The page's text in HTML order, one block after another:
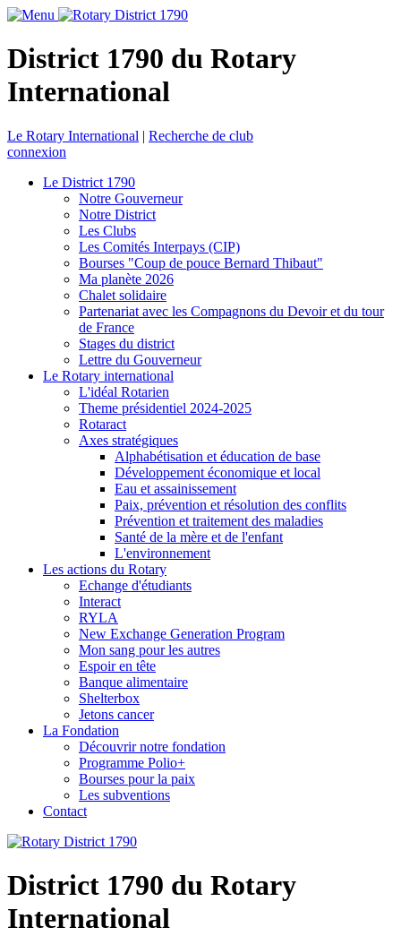
District 1790 du Rotary
International
Le Rotary International | Recherche de club
connexion
Le District 1790
Notre Gouverneur
Notre District
Les Clubs
Les Comités Interpays (CIP)
Bourses "Coup de pouce Bernard Thibaut"
Ma planète 2026
Chalet solidaire
Partenariat avec les Compagnons du Devoir et du tour
de France
Stages du district
Lettre du Gouverneur
Le Rotary international
L'idéal Rotarien
Theme présidentiel 2024-2025
Rotaract
Axes stratégiques
Alphabétisation et éducation de base
Développement économique et local
Eau et assainissement
Paix, prévention et résolution des conflits
Prévention et traitement des maladies
Santé de la mère et de l'enfant
L'environnement
Les actions du Rotary
Echange d'étudiants
Interact
RYLA
New Exchange Generation Program
Mon sang pour les autres
Espoir en tête
Banque alimentaire
Shelterbox
Jetons cancer
La Fondation
Découvrir notre fondation
Programme Polio+
Bourses pour la paix
Les subventions
Contact
District 1790 du Rotary
International